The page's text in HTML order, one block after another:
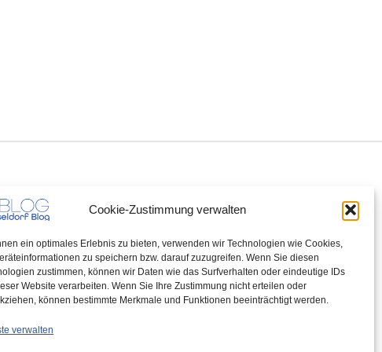
Cookie-Zustimmung verwalten
ein optimales Erlebnis zu bieten, verwenden wir Technologien wie Cookies,
zu speichern bzw. darauf zuzugreifen. Wenn Sie diesen
zustimmen, können wir Daten wie das Surfverhalten oder eindeutige IDs
Website verarbeiten. Wenn Sie Ihre Zustimmung nicht erteilen oder
können bestimmte Merkmale und Funktionen beeinträchtigt werden.
verwalten